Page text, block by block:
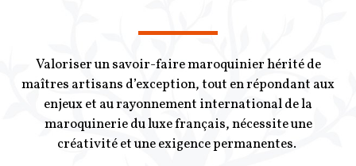
Valoriser un savoir-faire maroquinier hérité de
maîtres artisans d’exception, tout en répondant aux
enjeux et au rayonnement international de la
maroquinerie du luxe français, nécessite une
créativité et une exigence permanentes.